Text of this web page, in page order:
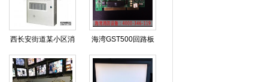
西长安街道某小区消
防电源故障修复
海湾GST500回路板
维修